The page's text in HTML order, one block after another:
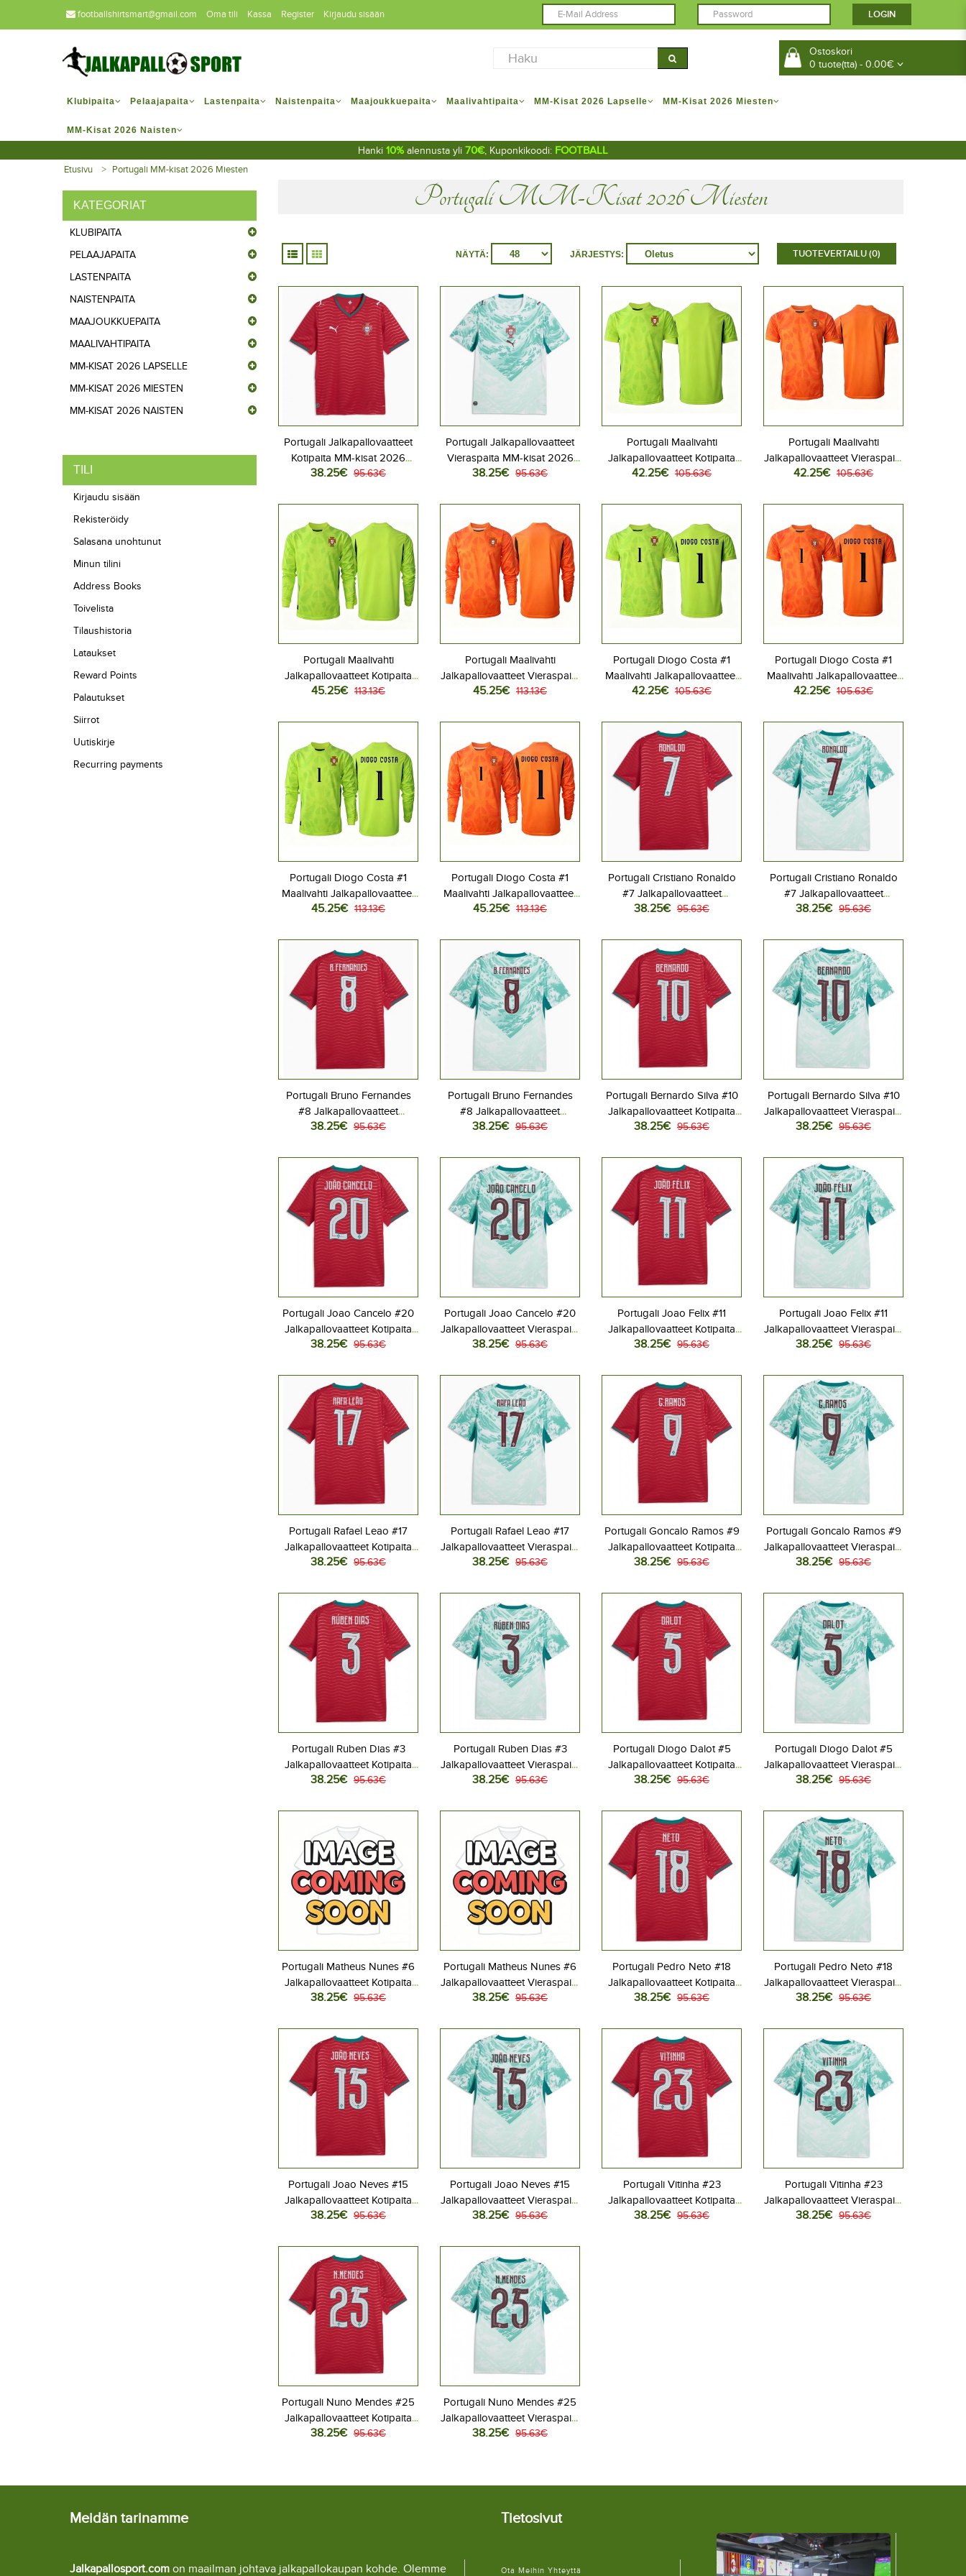
footballshirtsmart@gmail.com Oma tili Kassa Register Kirjaudu sisään
Ostoskori
0 tuote(tta) - 0.00€
Klubipaita Pelaajapaita Lastenpaita Naistenpaita Maajoukkuepaita Maalivahtipaita MM-Kisat 2026 Lapselle MM-Kisat 2026 Miesten
MM-Kisat 2026 Naisten
Hanki 10% alennusta yli 70€, Kuponkikoodi: FOOTBALL
Etusivu Portugali MM-kisat 2026 Miesten
KATEGORIAT
KLUBIPAITA
PELAAJAPAITA
LASTENPAITA
NAISTENPAITA
MAAJOUKKUEPAITA
MAALIVAHTIPAITA
MM-KISAT 2026 LAPSELLE
MM-KISAT 2026 MIESTEN
MM-KISAT 2026 NAISTEN
TILI
Kirjaudu sisään
Rekisteröidy
Salasana unohtunut
Minun tilini
Address Books
Toivelista
Tilaushistoria
Lataukset
Reward Points
Palautukset
Siirrot
Uutiskirje
Recurring payments
Portugali MM-Kisat 2026 Miesten
TUOTEVERTAILU (0)
JÄRJESTYS:
NÄYTÄ:
Portugali Jalkapallovaatteet
Kotipaita MM-kisat 2026
Lyhythihainen
38.25€ 95.63€
Portugali Jalkapallovaatteet
Vieraspaita MM-kisat 2026
Lyhythihainen
38.25€ 95.63€
Portugali Maalivahti
Jalkapallovaatteet Kotipaita
MM-kisat 2026 Lyhythihainen
42.25€ 105.63€
Portugali Maalivahti
Jalkapallovaatteet Vieraspaita
MM-kisat 2026 Lyhythihainen
42.25€ 105.63€
Portugali Maalivahti
Jalkapallovaatteet Kotipaita
MM-kisat 2026 Pitkähihainen
45.25€ 113.13€
Portugali Maalivahti
Jalkapallovaatteet Vieraspaita
MM-kisat 2026 Pitkähihainen
45.25€ 113.13€
Portugali Diogo Costa #1
Maalivahti Jalkapallovaatteet
Kotipaita MM-kisat 2026
42.25€ 105.63€
Portugali Diogo Costa #1
Maalivahti Jalkapallovaatteet
Vieraspaita MM-kisat 2026
42.25€ 105.63€
Portugali Diogo Costa #1
Maalivahti Jalkapallovaatteet
Kotipaita MM-kisat 2026
45.25€ 113.13€
Portugali Diogo Costa #1
Maalivahti Jalkapallovaatteet
Vieraspaita MM-kisat 2026
45.25€ 113.13€
Portugali Cristiano Ronaldo
#7 Jalkapallovaatteet
Kotipaita MM-kisat 2026
38.25€ 95.63€
Portugali Cristiano Ronaldo
#7 Jalkapallovaatteet
Vieraspaita MM-kisat 2026
38.25€ 95.63€
Portugali Bruno Fernandes
#8 Jalkapallovaatteet
Kotipaita MM-kisat 2026
38.25€ 95.63€
Portugali Bruno Fernandes
#8 Jalkapallovaatteet
Vieraspaita MM-kisat 2026
38.25€ 95.63€
Portugali Bernardo Silva #10
Jalkapallovaatteet Kotipaita
MM-kisat 2026 Lyhythihainen
38.25€ 95.63€
Portugali Bernardo Silva #10
Jalkapallovaatteet Vieraspaita
MM-kisat 2026 Lyhythihainen
38.25€ 95.63€
Portugali Joao Cancelo #20
Jalkapallovaatteet Kotipaita
MM-kisat 2026 Lyhythihainen
38.25€ 95.63€
Portugali Joao Cancelo #20
Jalkapallovaatteet Vieraspaita
MM-kisat 2026 Lyhythihainen
38.25€ 95.63€
Portugali Joao Felix #11
Jalkapallovaatteet Kotipaita
MM-kisat 2026 Lyhythihainen
38.25€ 95.63€
Portugali Joao Felix #11
Jalkapallovaatteet Vieraspaita
MM-kisat 2026 Lyhythihainen
38.25€ 95.63€
Portugali Rafael Leao #17
Jalkapallovaatteet Kotipaita
MM-kisat 2026 Lyhythihainen
38.25€ 95.63€
Portugali Rafael Leao #17
Jalkapallovaatteet Vieraspaita
MM-kisat 2026 Lyhythihainen
38.25€ 95.63€
Portugali Goncalo Ramos #9
Jalkapallovaatteet Kotipaita
MM-kisat 2026 Lyhythihainen
38.25€ 95.63€
Portugali Goncalo Ramos #9
Jalkapallovaatteet Vieraspaita
MM-kisat 2026 Lyhythihainen
38.25€ 95.63€
Portugali Ruben Dias #3
Jalkapallovaatteet Kotipaita
MM-kisat 2026 Lyhythihainen
38.25€ 95.63€
Portugali Ruben Dias #3
Jalkapallovaatteet Vieraspaita
MM-kisat 2026 Lyhythihainen
38.25€ 95.63€
Portugali Diogo Dalot #5
Jalkapallovaatteet Kotipaita
MM-kisat 2026 Lyhythihainen
38.25€ 95.63€
Portugali Diogo Dalot #5
Jalkapallovaatteet Vieraspaita
MM-kisat 2026 Lyhythihainen
38.25€ 95.63€
Portugali Matheus Nunes #6
Jalkapallovaatteet Kotipaita
MM-kisat 2026 Lyhythihainen
38.25€ 95.63€
Portugali Matheus Nunes #6
Jalkapallovaatteet Vieraspaita
MM-kisat 2026 Lyhythihainen
38.25€ 95.63€
Portugali Pedro Neto #18
Jalkapallovaatteet Kotipaita
MM-kisat 2026 Lyhythihainen
38.25€ 95.63€
Portugali Pedro Neto #18
Jalkapallovaatteet Vieraspaita
MM-kisat 2026 Lyhythihainen
38.25€ 95.63€
Portugali Joao Neves #15
Jalkapallovaatteet Kotipaita
MM-kisat 2026 Lyhythihainen
38.25€ 95.63€
Portugali Joao Neves #15
Jalkapallovaatteet Vieraspaita
MM-kisat 2026 Lyhythihainen
38.25€ 95.63€
Portugali Vitinha #23
Jalkapallovaatteet Kotipaita
MM-kisat 2026 Lyhythihainen
38.25€ 95.63€
Portugali Vitinha #23
Jalkapallovaatteet Vieraspaita
MM-kisat 2026 Lyhythihainen
38.25€ 95.63€
Portugali Nuno Mendes #25
Jalkapallovaatteet Kotipaita
MM-kisat 2026 Lyhythihainen
38.25€ 95.63€
Portugali Nuno Mendes #25
Jalkapallovaatteet Vieraspaita
MM-kisat 2026 Lyhythihainen
38.25€ 95.63€
Meidän tarinamme
Jalkapallosport.com on maailman johtava jalkapallokaupan kohde. Olemme
Tietosivut
Ota Meihin Yhteyttä